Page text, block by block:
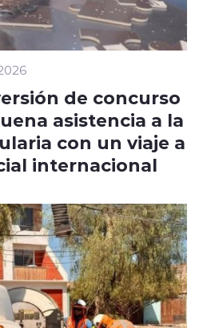
de concurso
asistencia a la
con un viaje a
internacional